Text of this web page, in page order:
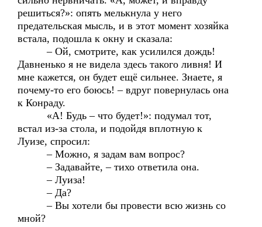
решиться?»: опять мелькнула у него
предательская мысль, и в этот момент хозяйка
встала, подошла к окну и сказала:
– Ой, смотрите, как усилился дождь!
Давненько я не видела здесь такого ливня! И
мне кажется, он будет ещё сильнее. Знаете, я
почему-то его боюсь! – вдруг повернулась она
к Конраду.
«А! Будь – что будет!»: подумал тот,
встал из-за стола, и подойдя вплотную к
Луизе, спросил:
– Можно, я задам вам вопрос?
– Задавайте, – тихо ответила она.
– Луиза!
– Да?
– Вы хотели бы провести всю жизнь со
мной?